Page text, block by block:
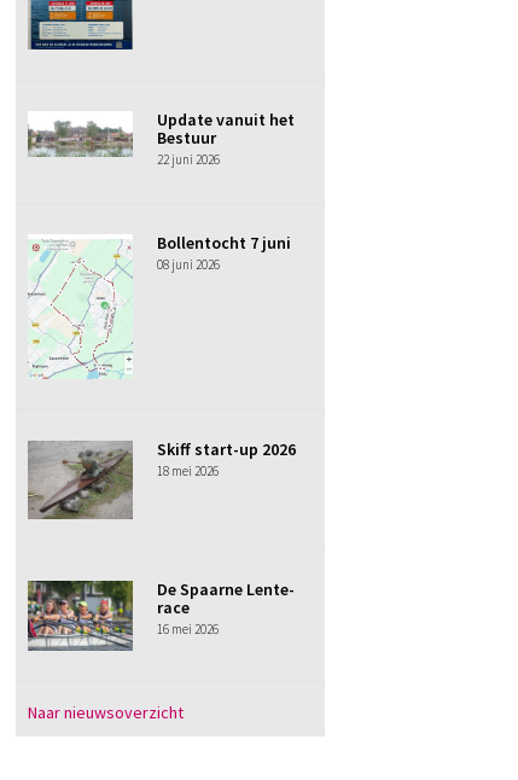
Update vanuit het
Bestuur
22 juni 2026
Bollentocht 7 juni
08 juni 2026
Skiff start-up 2026
18 mei 2026
De Spaarne Lente-
race
16 mei 2026
Naar nieuwsoverzicht